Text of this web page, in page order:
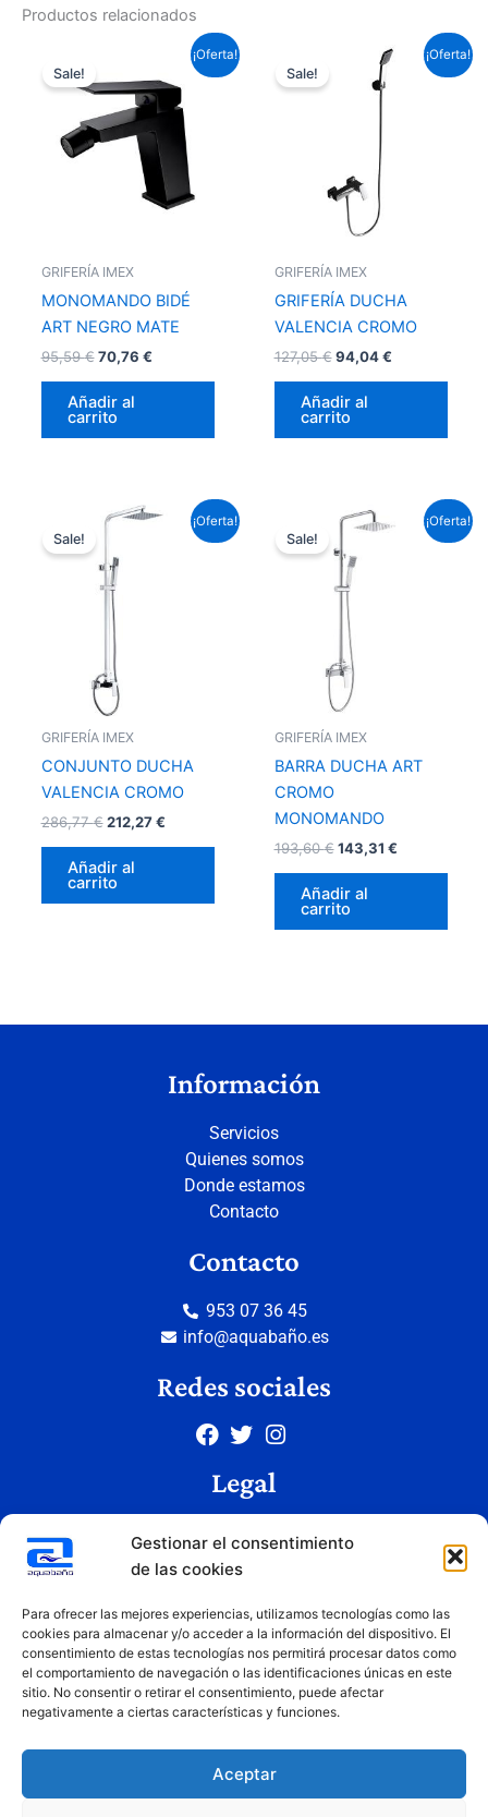
Gestionar el consentimiento
de las cookies
Para ofrecer las mejores experiencias, utilizamos tecnologías como las
cookies para almacenar y/o acceder a la información del dispositivo. El
consentimiento de estas tecnologías nos permitirá procesar datos como
el comportamiento de navegación o las identificaciones únicas en este
sitio. No consentir o retirar el consentimiento, puede afectar
negativamente a ciertas características y funciones.
Aceptar
Productos relacionados
¡Oferta!
Sale!
GRIFERÍA IMEX
MONOMANDO BIDÉ
ART NEGRO MATE
95,59€
original
95,59 €.
70,76 €
precio
actual
es:
70,76 €.
Añadir al
carrito
¡Oferta!
Sale!
GRIFERÍA IMEX
GRIFERÍA DUCHA
VALENCIA CROMO
127,05€
original
94,04€
El
precio
Añadir al
carrito
¡Oferta!
Sale!
GRIFERÍA IMEX
CONJUNTO DUCHA
VALENCIA CROMO
286,77€
El
era:
286,77 €.
212,27€
precio
Añadir al
carrito
¡Oferta!
Sale!
GRIFERÍA IMEX
BARRA DUCHA ART
CROMO
MONOMANDO
193,60€
El
precio
original
era:
193,60 €.
143,31 €
precio
Añadir al
carrito
Información
Servicios
Quienes somos
Donde estamos
Contacto
Contacto
953 07 36 45
info@aquabaño.es
Redes sociales
Legal
Política de privacidad
Condiciones de uso
Copyright © 2026 Aquabaño | Todos los derechos reservados
Diseñado porInnovation Studio